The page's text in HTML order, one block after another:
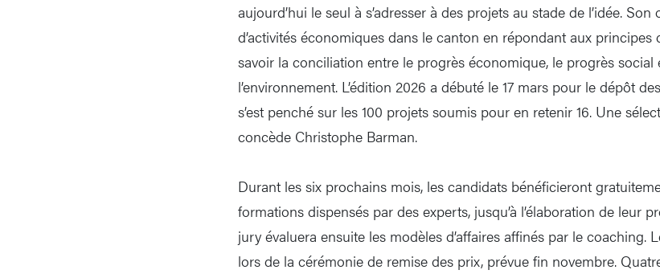
aujourd’hui le seul à s’adresser à des projets au stade de l’idée.
d’activités économiques dans le canton en répondant aux principes
savoir la conciliation entre le progrès économique, le progrès social
l’environnement. L’édition 2026 a débuté le 17 mars pour le dépôt
s’est penché sur les 100 projets soumis pour en retenir 16. Une
concède Christophe Barman.
Durant les six prochains mois, les candidats bénéficieront
formations dispensés par des experts, jusqu’à l’élaboration de leur
jury évaluera ensuite les modèles d’affaires affinés par le coaching.
lors de la cérémonie de remise des prix, prévue fin novembre.